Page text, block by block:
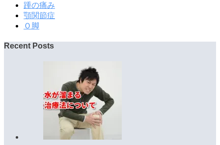
踵の痛み
顎関節症
Ｏ脚
Recent Posts